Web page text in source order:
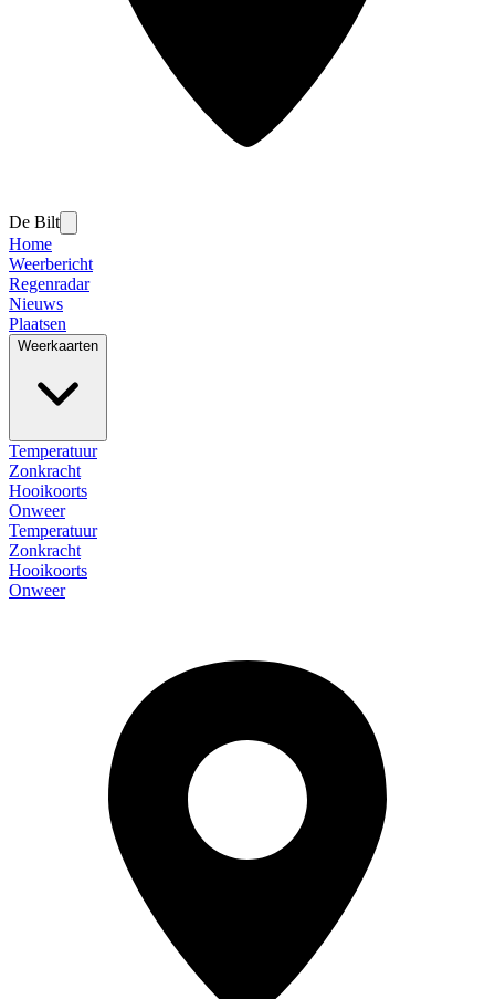
De Bilt
Home
Weerbericht
Regenradar
Nieuws
Plaatsen
Weerkaarten
Temperatuur
Zonkracht
Hooikoorts
Onweer
Temperatuur
Zonkracht
Hooikoorts
Onweer